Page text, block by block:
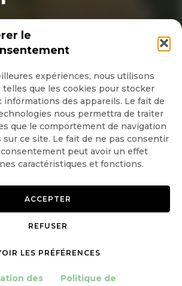
le
expériences, nous utilisons
que les cookies pour stocker
informations des appareils. Le fait de
nous permettra de traiter
que le comportement de navigation
sur ce site. Le fait de ne pas consentir
peut avoir un effet
caractéristiques et fonctions.
ACCEPTER
REFUSER
LES PRÉFÉRENCES
des
Politique de
Politique de confidentialité